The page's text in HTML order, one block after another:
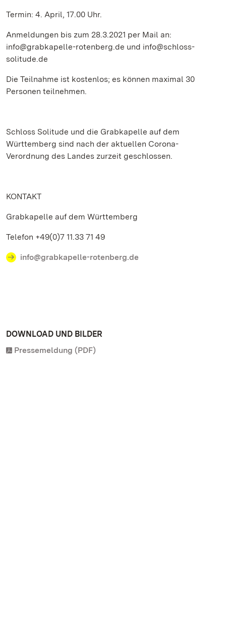
Termin: 4. April, 17.00 Uhr.
Anmeldungen bis zum 28.3.2021 per Mail an:
info@grabkapelle-rotenberg.de und info@schloss-
solitude.de
Die Teilnahme ist kostenlos; es können maximal 30
Personen teilnehmen.
Schloss Solitude und die Grabkapelle auf dem
Württemberg sind nach der aktuellen Corona-
Verordnung des Landes zurzeit geschlossen.
KONTAKT
Grabkapelle auf dem Württemberg
Telefon +49(0)7 11.33 71 49
info@grabkapelle-rotenberg.de
DOWNLOAD UND BILDER
Pressemeldung (PDF)